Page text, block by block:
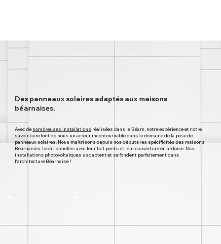
Des panneaux solaires adaptés aux maisons
béarnaises.
Avec de nombreuses installations réalisées dans le Béarn, notre expérience et notre
savoir-faire font de nous un acteur incontournable dans le domaine de la pose de
panneaux solaires. Nous maîtrisons depuis nos débuts les spécificités des maisons
Béarnaises traditionnelles avec leur toit pentu et leur couverture en ardoise. Nos
installations photovoltaïques s’adaptent et se fondent parfaitement dans
l‘architecture Béarnaise !